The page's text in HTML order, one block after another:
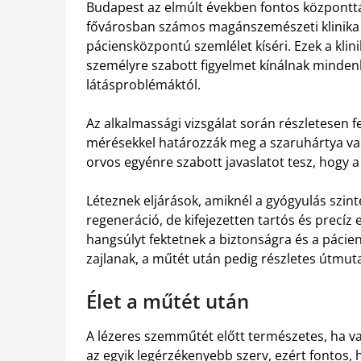
Budapest az elmúlt években fontos
fővárosban számos magánszemészeti
páciensközpontú szemlélet kíséri. Ezek a
személyre szabott figyelmet kínálnak
látásproblémáktól.
Az alkalmassági vizsgálat során
mérésekkel határozzák meg a szaruhártya
orvos egyénre szabott javaslatot tesz, hogy
Léteznek eljárások, amiknél a gyógyulás
regeneráció, de kifejezetten tartós és precíz
hangsúlyt fektetnek a biztonságra és a
zajlanak, a műtét után pedig részletes
Élet a műtét után
A lézeres szemműtét előtt természetes, ha
az egyik legérzékenyebb szerv, ezért